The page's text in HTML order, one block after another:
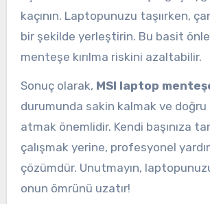
kaçının. Laptopunuzu taşıırken,
bir şekilde yerleştirin. Bu basit
menteşe kırılma riskini azaltabilir.
Sonuç olarak, MSI laptop
durumunda sakin kalmak ve doğru
atmak önemlidir. Kendi başınıza
çalışmak yerine, profesyonel
çözümdür. Unutmayın,
onun ömrünü uzatır!